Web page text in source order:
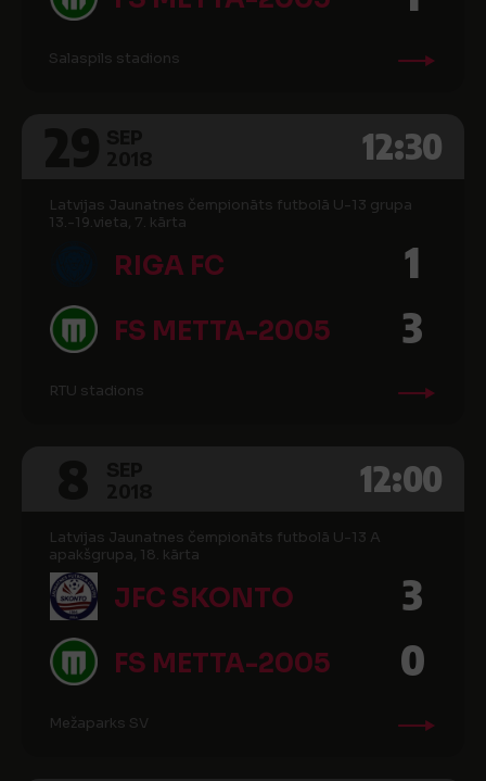
Salaspils stadions
12:30
Latvijas Jaunatnes čempionāts futbolā U-13 grupa
13.-19.vieta, 7. kārta
RIGA FC 1
FS METTA-2005 3
RTU stadions
12:00
Latvijas Jaunatnes čempionāts futbolā U-13 A
apakšgrupa, 18. kārta
JFC SKONTO 3
FS METTA-2005 0
Mežaparks SV